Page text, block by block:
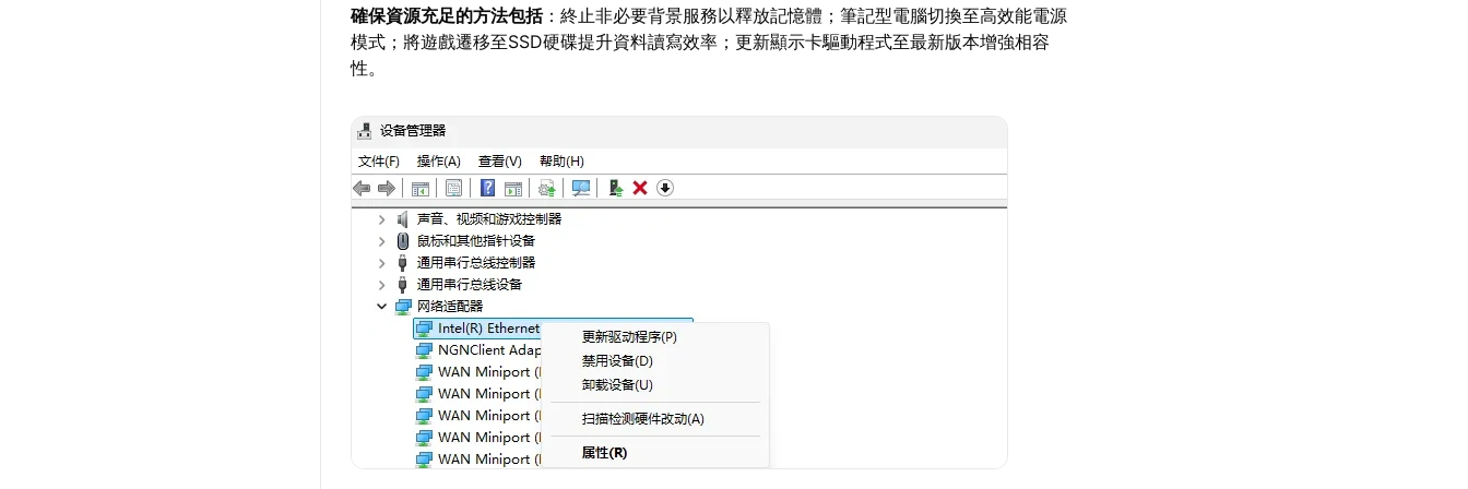
確保資源充足的方法包括：終止非必要背景服務以釋放記憶體；筆記型電腦切換至高效能電源
模式；將遊戲遷移至SSD硬碟提升資料讀寫效率；更新顯示卡驅動程式至最新版本增強相容
性。